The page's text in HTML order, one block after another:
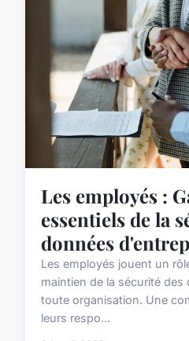
Les employés :
essentiels de la
données
Les employés jouent un
maintien de la sécurité des
toute organisation. Une
leurs respo...